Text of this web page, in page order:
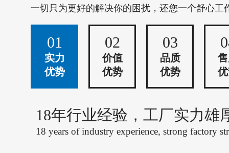
一切只为更好的解决你的困扰，还您一个舒心工
01
实力
优势
02
价值
优势
03
品质
优势
18年行业经验，工厂实力雄
18 years of industry experience, strong factory